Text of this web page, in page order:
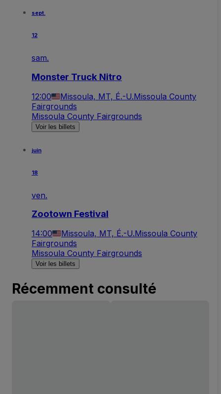
sept.
12
sam.
Monster Truck Nitro
12:00 Missoula, MT, É.-U.Missoula County
Fairgrounds
Missoula County Fairgrounds
Voir les billets
juin
18
ven.
Zootown Festival
14:00 Missoula, MT, É.-U.Missoula County
Fairgrounds
Missoula County Fairgrounds
Voir les billets
Récemment consulté